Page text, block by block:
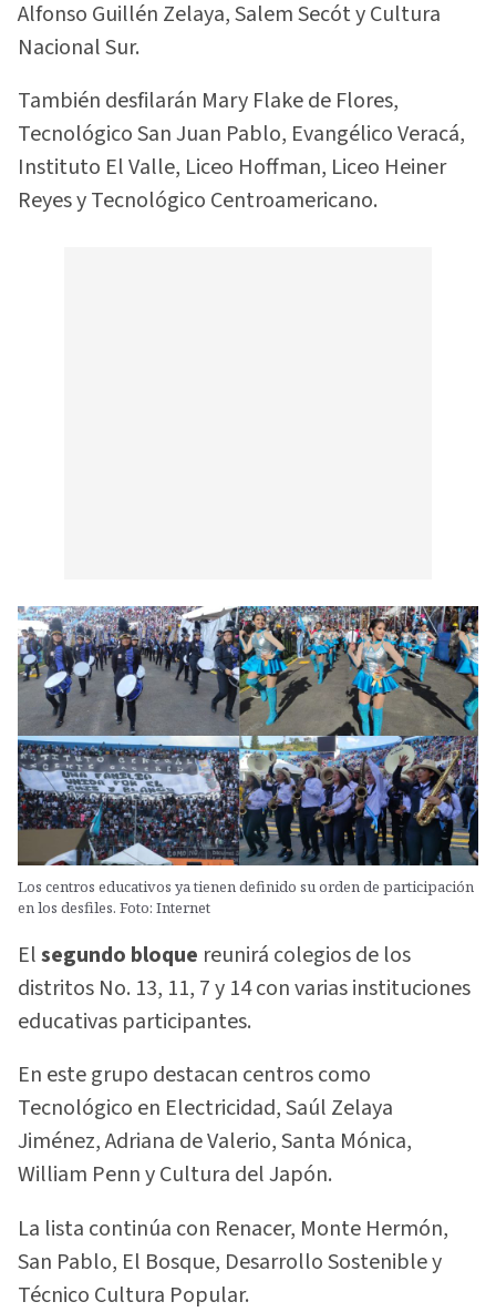
Alfonso Guillén Zelaya, Salem Secót y Cultura
Nacional Sur.
También desfilarán Mary Flake de Flores,
Tecnológico San Juan Pablo, Evangélico Veracá,
Instituto El Valle, Liceo Hoffman, Liceo Heiner
Reyes y Tecnológico Centroamericano.
Los centros educativos ya tienen definido su orden de participación
en los desfiles. Foto: Internet
Elsegundo bloque reunirá colegios de los
distritos No. 13, 11, 7 y 14 con varias instituciones
educativas participantes.
En este grupo destacan centros como
Tecnológico en Electricidad, Saúl Zelaya
Jiménez, Adriana de Valerio, Santa Mónica,
William Penn y Cultura del Japón.
La lista continúa con Renacer, Monte Hermón,
San Pablo, El Bosque, Desarrollo Sostenible y
Técnico Cultura Popular.